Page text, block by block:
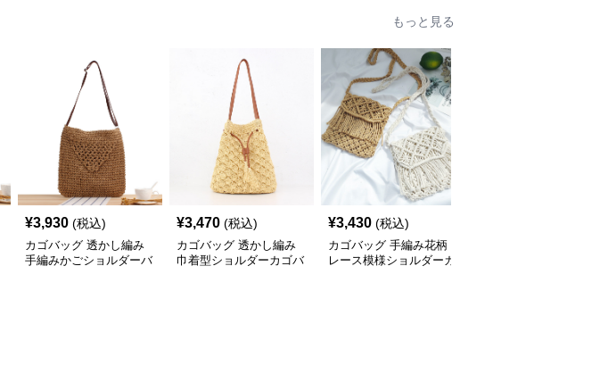
もっと見る
¥3,930 (税込)
カゴバッグ 透かし編み
手編みかごショルダーバ
¥3,470 (税込)
カゴバッグ 透かし編み
巾着型ショルダーカゴバ
¥3,430 (税込)
カゴバッグ 手編み花柄
レース模様ショルダーカ